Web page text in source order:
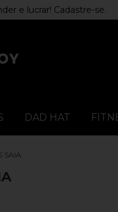
e lucrar! Cadastre-se.
DAD HAT
SAIA